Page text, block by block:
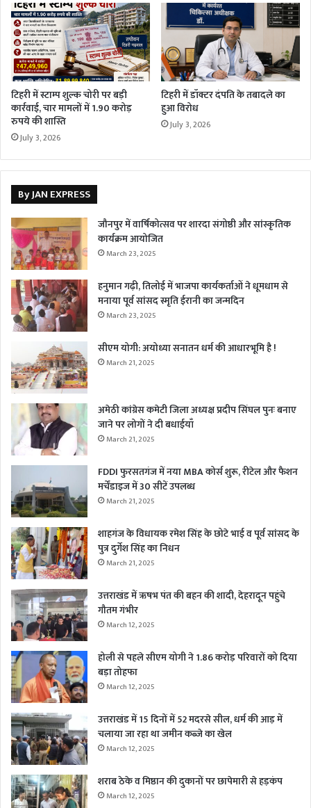
टिहरी में स्टाम्प शुल्क चोरी पर बड़ी
कार्रवाई, चार मामलों में 1.90 करोड़
रुपये की शास्ति
July 3, 2026
टिहरी में डॉक्टर दंपति के तबादले का
हुआ विरोध
July 3, 2026
By JAN EXPRESS
जौनपुर में वार्षिकोत्सव पर शारदा संगोष्ठी और सांस्कृतिक
कार्यक्रम आयोजित
March 23, 2025
हनुमान गढ़ी, तिलोई में भाजपा कार्यकर्ताओं ने धूमधाम से
मनाया पूर्व सांसद स्मृति ईरानी का जन्मदिन
March 23, 2025
सीएम योगी: अयोध्या सनातन धर्म की आधारभूमि है !
March 21, 2025
अमेठी कांग्रेस कमेटी जिला अध्यक्ष प्रदीप सिंघल पुनः बनाए
जाने पर लोगों ने दी बधाईयाँ
March 21, 2025
FDDI फुरसतगंज में नया MBA कोर्स शुरू, रीटेल और फैशन
मर्चेंडाइज में 30 सीटें उपलब्ध
March 21, 2025
शाहगंज के विधायक रमेश सिंह के छोटे भाई व पूर्व सांसद के
पुत्र दुर्गेश सिंह का निधन
March 21, 2025
उत्तराखंड में ऋषभ पंत की बहन की शादी, देहरादून पहुंचे
गौतम गंभीर
March 12, 2025
होली से पहले सीएम योगी ने 1.86 करोड़ परिवारों को दिया
बड़ा तोहफा
March 12, 2025
उत्तराखंड में 15 दिनों में 52 मदरसे सील, धर्म की आड़ में
चलाया जा रहा था जमीन कब्जे का खेल
March 12, 2025
शराब ठेके व मिष्ठान की दुकानों पर छापेमारी से हड़कंप
March 12, 2025